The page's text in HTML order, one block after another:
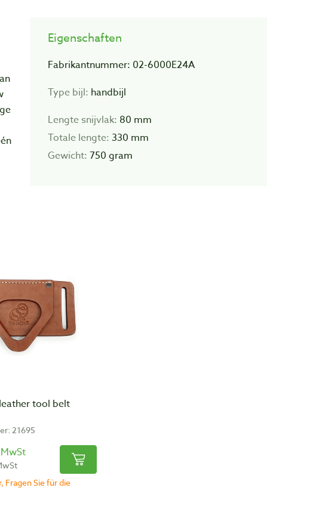
Eigenschaften
Fabrikantnummer: 02-6000E24A
Type bijl: handbijl
Lengte snijvlak: 80 mm
Totale lengte: 330 mm
Gewicht: 750 gram
tool belt
21695
Fragen Sie für die